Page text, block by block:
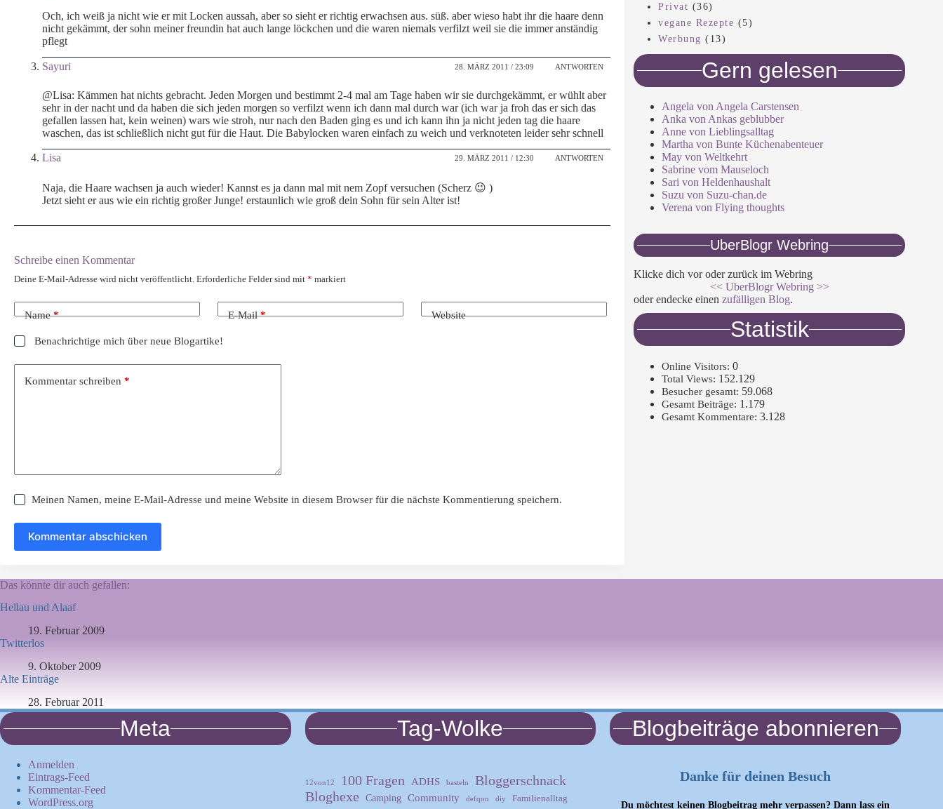
Och, ich weiß ja nicht wie er mit Locken aussah, aber so sieht er richtig erwachsen aus. süß. aber wieso habt ihr die haare denn
nicht gekämmt, der sohn meiner freundin hat auch lange löckchen und die waren niemals verfilzt weil sie die immer anständig
pflegt
Sayuri 28. MÄRZ 2011 / 23:09 ANTWORTEN
@Lisa: Kämmen hat nichts gebracht. Jeden Morgen und bestimmt 2-4 mal am Tage haben wir sie durchgekämmt, er wühlt aber
sehr in der nacht und da haben die sich jeden morgen so verfilzt wenn ich dann mal durch war (ich war ja froh das er sich das
gefallen lassen hat, kein weinen) wars wie stroh, nur nach den Baden ging es und ich kann ihn ja nicht jeden tag die haare
waschen, das ist schließlich nicht gut für die Haut. Die Babylocken waren einfach zu weich und verknoteten leider sehr schnell
Lisa 29. MÄRZ 2011 / 12:30 ANTWORTEN
Naja, die Haare wachsen ja auch wieder! Kannst es ja dann mal mit nem Zopf versuchen (Scherz 😉 )
Jetzt sieht er aus wie ein richtig großer Junge! erstaunlich wie groß dein Sohn für sein Alter ist!
Schreibe einen Kommentar
Deine E-Mail-Adresse wird nicht veröffentlicht. Erforderliche Felder sind mit * markiert
Name* E-Mail* Website
Benachrichtige mich über neue Blogartike!
Kommentar schreiben *
Meinen Namen, meine E-Mail-Adresse und meine Website in diesem Browser für die nächste Kommentierung speichern.
Kommentar abschicken
Privat (36)
vegane Rezepte (5)
Werbung (13)
Gern gelesen
Angela von Angela Carstensen
Anka von Ankas geblubber
Anne von Lieblingsalltag
Martha von Bunte Küchenabenteuer
May von Weltkehrt
Sabrine vom Mauseloch
Sari von Heldenhaushalt
Suzu von Suzu-chan.de
Verena von Flying thoughts
UberBlogr Webring
Klicke dich vor oder zurück im Webring
<< UberBlogr Webring >>
oder endecke einenzufälligen Blog.
Statistik
Online Visitors:0
Total Views: 152.129
Besucher gesamt: 59.068
Gesamt Beiträge: 1.179
Gesamt Kommentare:3.128
Das könnte dir auch gefallen:
Hellau und Alaaf
19. Februar 2009
Twitterlos
9. Oktober 2009
Alte Einträge
28. Februar 2011
Meta
Anmelden
Eintrags-Feed
Kommentar-Feed
WordPress.org
Tag-Wolke
12von12 100 Fragen ADHS basteln
Bloggerschnack
Bloghexe
Camping Community defqon diy Familienalltag
Blogbeiträge abonnieren
Danke für deinen Besuch
Du möchtest keinen Blogbeitrag mehr verpassen? Dann lass ein